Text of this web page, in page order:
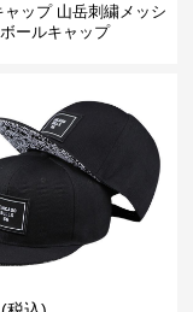
ャップ 山岳刺繍メッシ
ールキャップ